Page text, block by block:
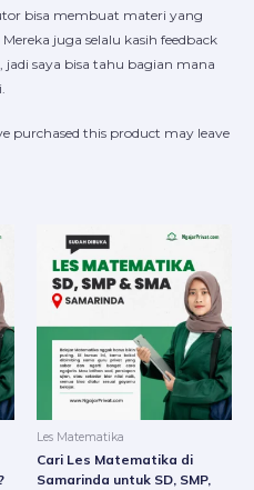
bisa membuat materi yang
juga selalu kasih feedback
jadi saya bisa tahu bagian mana
purchased this product may leave
Rp220.000
Rp16.800.000
The
chosen
Les Matematika
Cari Les Matematika di
Samarinda untuk SD, SMP,
This
has
The
may